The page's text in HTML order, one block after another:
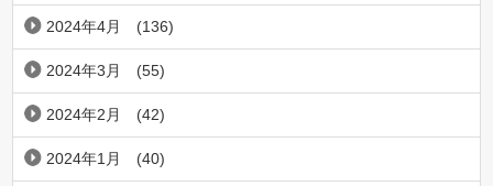
2024年4月 (136)
2024年3月 (55)
2024年2月 (42)
2024年1月 (40)